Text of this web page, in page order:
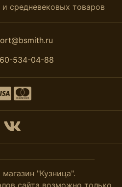
средневековых товаров
534-04-88
"Кузница".